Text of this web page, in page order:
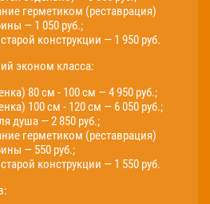
герметиком (реставрация)
— 1 050 руб.;
конструкции — 1 950 руб.
эконом класса:
80 см - 100 см — 4 950 руб.;
100 см - 120 см — 6 050 руб.;
душа — 2 850 руб.;
герметиком (реставрация)
— 550 руб.;
конструкции — 1 550 руб.